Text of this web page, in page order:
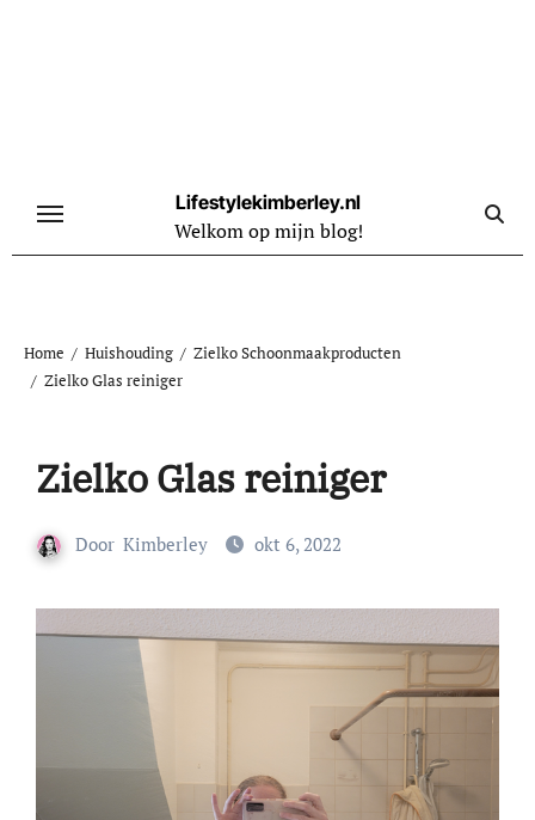
Lifestylekimberley.nl
Welkom op mijn blog!
Home Huishouding
Zielko Schoonmaakproducten
Zielko Glas reiniger
Zielko Glas reiniger
Door Kimberley okt 6, 2022